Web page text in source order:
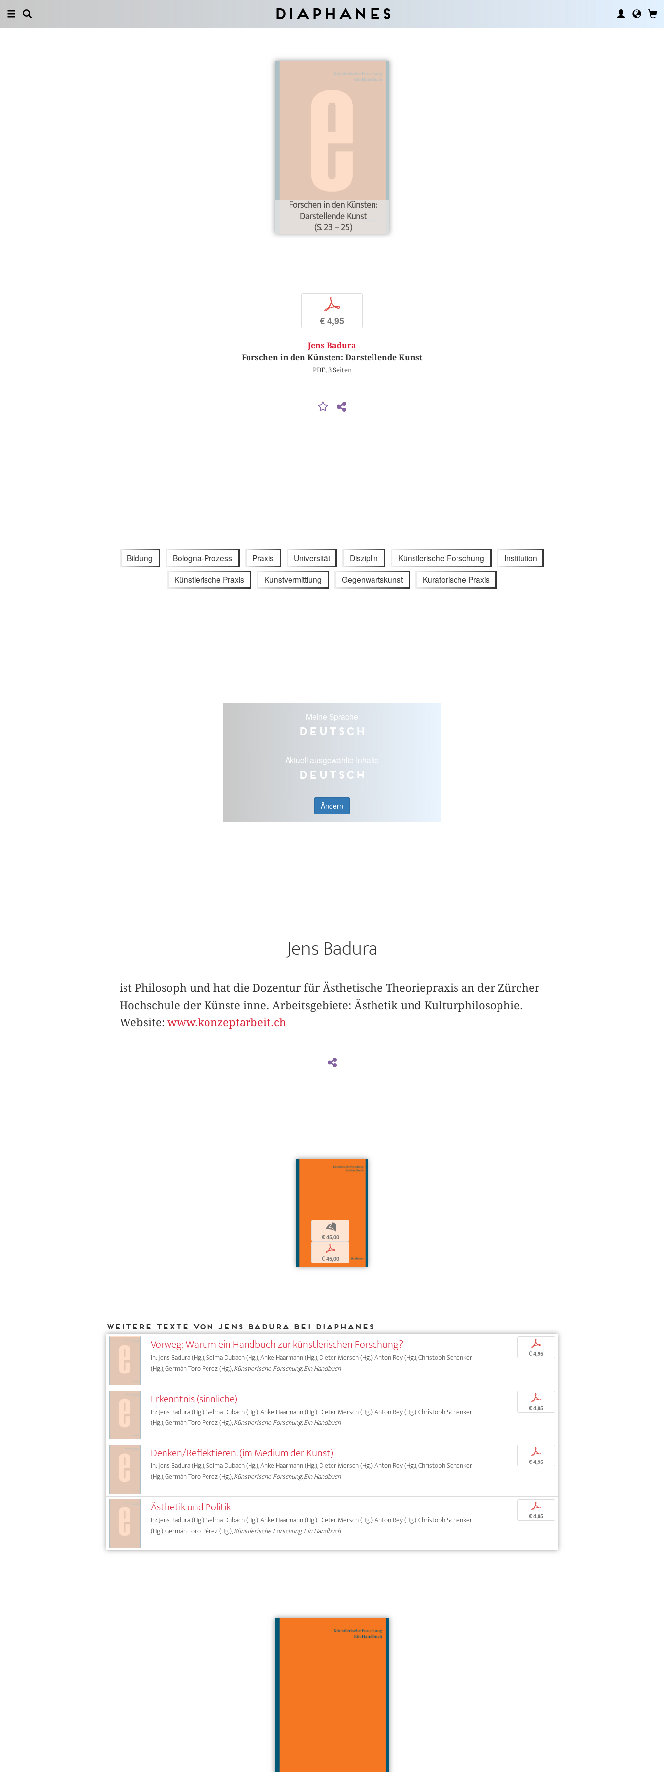
Diaphanes
Forschen in den Künsten:
Darstellende Kunst
(S. 23 – 25)
p
€ 4,95
Jens Badura
Forschen in den Künsten: Darstellende Kunst
PDF, 3 Seiten
Bildung Bologna-Prozess Praxis Universität Disziplin Künstlerische Forschung Institution
Künstlerische Praxis Kunstvermittlung Gegenwartskunst Kuratorische Praxis
Meine Sprache
Deutsch
Aktuell ausgewählte Inhalte
Deutsch
Ändern
Jens Badura
ist Philosoph und hat die Dozentur für Ästhetische Theoriepraxis an der Zürcher
Hochschule der Künste inne. Arbeitsgebiete: Ästhetik und Kulturphilosophie.
Website: www.konzeptarbeit.ch
b
€ 45,00
p
€ 45,00
Weitere Texte von Jens Badura bei DIAPHANES
Vorweg: Warum ein Handbuch zur künstlerischen Forschung?
In: Jens Badura (Hg.), Selma Dubach (Hg.), Anke Haarmann (Hg.), Dieter Mersch (Hg.), Anton Rey (Hg.), Christoph Schenker
(Hg.), Germán Toro Pérez (Hg.),Künstlerische Forschung. Ein Handbuch
p
€ 4,95
Erkenntnis (sinnliche)
In: Jens Badura (Hg.), Selma Dubach (Hg.), Anke Haarmann (Hg.), Dieter Mersch (Hg.), Anton Rey (Hg.), Christoph Schenker
(Hg.), Germán Toro Pérez (Hg.),Künstlerische Forschung. Ein Handbuch
p
€ 4,95
Denken/Reflektieren. (im Medium der Kunst)
In: Jens Badura (Hg.), Selma Dubach (Hg.), Anke Haarmann (Hg.), Dieter Mersch (Hg.), Anton Rey (Hg.), Christoph Schenker
(Hg.), Germán Toro Pérez (Hg.),Künstlerische Forschung. Ein Handbuch
p
€ 4,95
Ästhetik und Politik
In: Jens Badura (Hg.), Selma Dubach (Hg.), Anke Haarmann (Hg.), Dieter Mersch (Hg.), Anton Rey (Hg.), Christoph Schenker
(Hg.), Germán Toro Pérez (Hg.),Künstlerische Forschung. Ein Handbuch
p
€ 4,95